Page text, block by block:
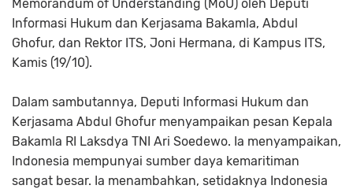
Memorandum of Understanding (MoU) oleh Deputi
Informasi Hukum dan Kerjasama Bakamla, Abdul
Ghofur, dan Rektor ITS, Joni Hermana, di Kampus ITS,
Kamis (19/10).
Dalam sambutannya, Deputi Informasi Hukum dan
Kerjasama Abdul Ghofur menyampaikan pesan Kepala
Bakamla RI Laksdya TNI Ari Soedewo. Ia menyampaikan,
Indonesia mempunyai sumber daya kemaritiman
sangat besar. Ia menambahkan, setidaknya Indonesia